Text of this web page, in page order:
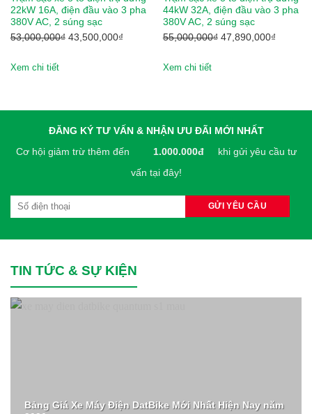
Thẻ sản phẩm
22kW 16A, điện đầu vào 3 pha
380V AC, 2 súng sạc
53,000,000₫ Giá
43,500,000₫Giá
Xem chi tiết
44kW 32A, điện đầu vào 3 pha
380V AC, 2 súng sạc
55,000,000₫ Giá
47,890,000₫Giá
Xem chi tiết
ĐĂNG KÝ TƯ VẤN & NHẬN ƯU ĐÃI MỚI NHẤT
Cơ hội giảm trừ thêm đến 1.000.000đ
khi gửi yêu cầu tư
vấn tại đây!
TIN TỨC & SỰ KIỆN
Bảng Giá Xe Máy Điện DatBike Mới Nhất Hiện Nay năm